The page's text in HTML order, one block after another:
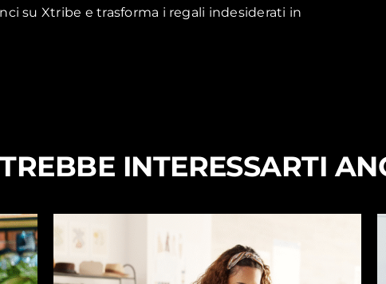
su Xtribe e trasforma i regali indesiderati in
INTERESSARTI